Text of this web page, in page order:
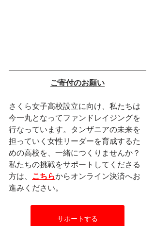
ご寄付のお願い
さくら女子高校設立に向け、私たちは
今一丸となってファンドレイジングを
行なっています。タンザニアの未来を
担っていく女性リーダーを育成するた
めの高校を、一緒につくりませんか？
私たちの挑戦をサポートしてくださる
方は、 こちらからオンライン決済へお
進みください。
サポートする